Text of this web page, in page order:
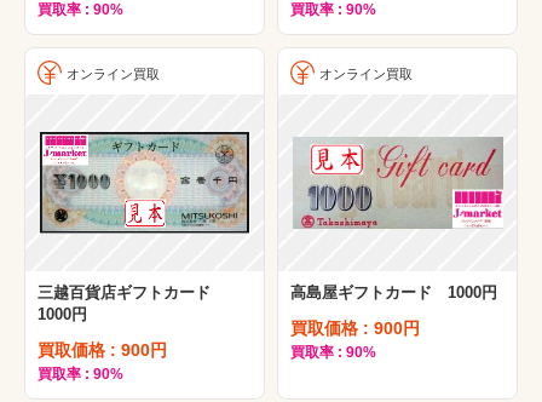
買取率 : 90% 買取率 : 90%
オンライン買取
三越百貨店ギフトカード
1000円
買取価格 : 900円
買取率 : 90%
オンライン買取
高島屋ギフトカード 1000円
買取価格 : 900円
買取率 : 90%